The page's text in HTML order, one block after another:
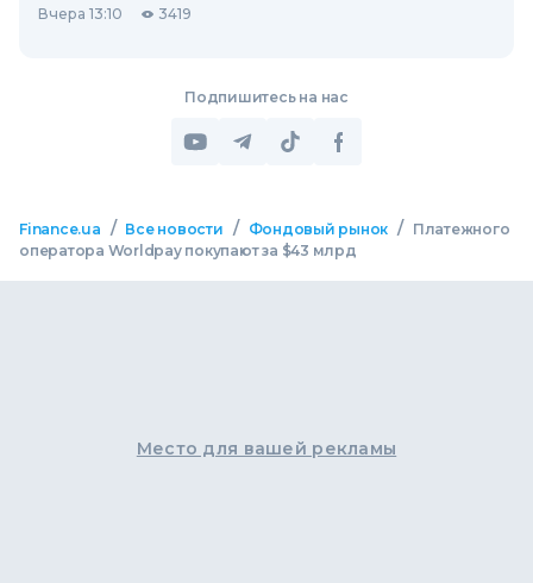
Вчера 13:10 3419
Подпишитесь на нас
Finance.ua / Все новости / Фондовый рынок /
Платежного
оператора Worldpay покупают за $43 млрд
Место для вашей рекламы